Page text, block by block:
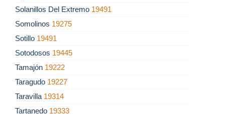
Solanillos Del Extremo 19491
Somolinos 19275
Sotillo 19491
Sotodosos 19445
Tamajón 19222
Taragudo 19227
Taravilla 19314
Tartanedo 19333